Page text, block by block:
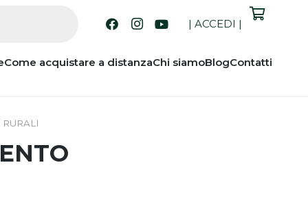
| ACCEDI |
Come acquistare a distanzaChi siamoBlogContatti